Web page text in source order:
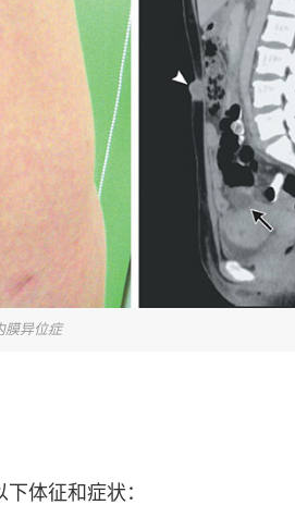
膜异位症
体征和症状：